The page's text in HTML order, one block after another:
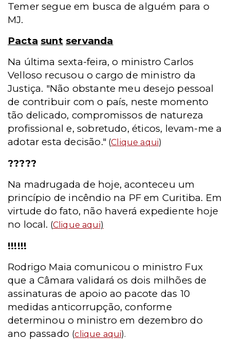
Temer segue em busca de alguém para o
MJ.
Pacta sunt servanda
Na última sexta-feira, o ministro Carlos
Velloso recusou o cargo de ministro da
Justiça. "Não obstante meu desejo pessoal
de contribuir com o país, neste momento
tão delicado, compromissos de natureza
profissional e, sobretudo, éticos, levam-me a
adotar esta decisão." (Clique aqui)
?????
Na madrugada de hoje, aconteceu um
princípio de incêndio na PF em Curitiba. Em
virtude do fato, não haverá expediente hoje
no local. (Clique aqui)
!!!!!!
Rodrigo Maia comunicou o ministro Fux
que a Câmara validará os dois milhões de
assinaturas de apoio ao pacote das 10
medidas anticorrupção, conforme
determinou o ministro em dezembro do
ano passado (clique aqui).